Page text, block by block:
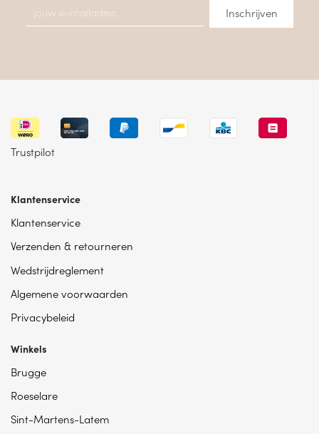
Trustpilot
Klantenservice
Klantenservice
Verzenden & retourneren
Wedstrijdreglement
Algemene voorwaarden
Privacybeleid
Winkels
Brugge
Roeselare
Sint-Martens-Latem